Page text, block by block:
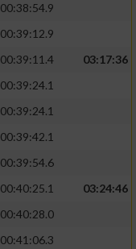
00:38:54.9
00:39:12.9
00:39:11.4
03:17:36
00:39:24.1
00:39:24.1
00:39:42.1
00:39:54.6
00:40:25.1
03:24:46
00:40:28.0
00:41:06.3